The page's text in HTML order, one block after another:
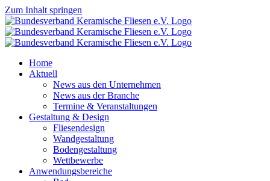
Zum Inhalt springen
Home
Aktuell
News aus den Unternehmen
News aus der Branche
Termine & Veranstaltungen
Gestaltung & Design
Fliesendesign
Wandgestaltung
Bodengestaltung
Wettbewerbe
Anwendungsbereiche